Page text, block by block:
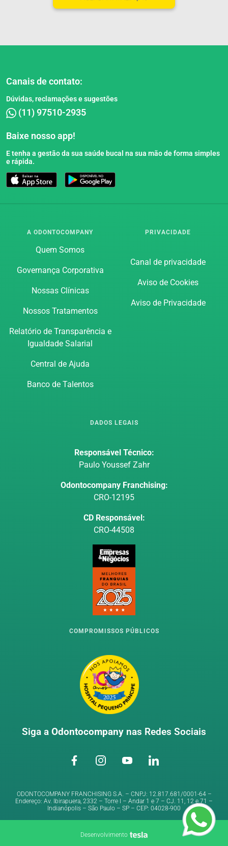
Canais de contato:
Dúvidas, reclamações e sugestões
(11) 97510-2935
Baixe nosso app!
E tenha a gestão da sua saúde bucal na sua mão de forma simples
e rápida.
A ODONTOCOMPANY
Quem Somos
Governança Corporativa
Nossas Clínicas
Nossos Tratamentos
Relatório de Transparência e
Igualdade Salarial
Central de Ajuda
Banco de Talentos
PRIVACIDADE
Canal de privacidade
Aviso de Cookies
Aviso de Privacidade
DADOS LEGAIS
Responsável Técnico:
Paulo Youssef Zahr
Odontocompany Franchising:
CRO-12195
CD Responsável:
CRO-44508
COMPROMISSOS PÚBLICOS
Siga a Odontocompany nas Redes Sociais
ODONTOCOMPANY FRANCHISING S.A. – CNPJ: 12.817.681/0001-64 –
Endereço: Av. Ibirapuera, 2332 – Torre I – Andar 1 e 7 – CJ. 11, 12 e 71 –
Indianópolis – São Paulo – SP – CEP: 04028-900
Desenvolvimento